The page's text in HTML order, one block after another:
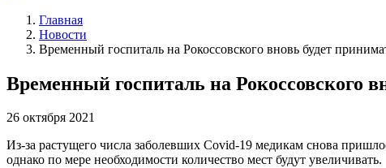
Главная
Новости
Временный госпиталь на Рокоссовского вновь будет
Временный госпиталь на Рокоссовского
26 октября 2021
Из-за растущего числа заболевших Covid-19 медикам снова
однако по мере необходимости количество мест будут увеличивать.